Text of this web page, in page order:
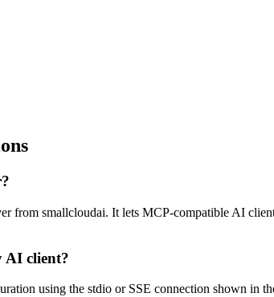
from smallcloudai. It lets MCP-compatible AI
AI client?
using the stdio or SSE connection shown in